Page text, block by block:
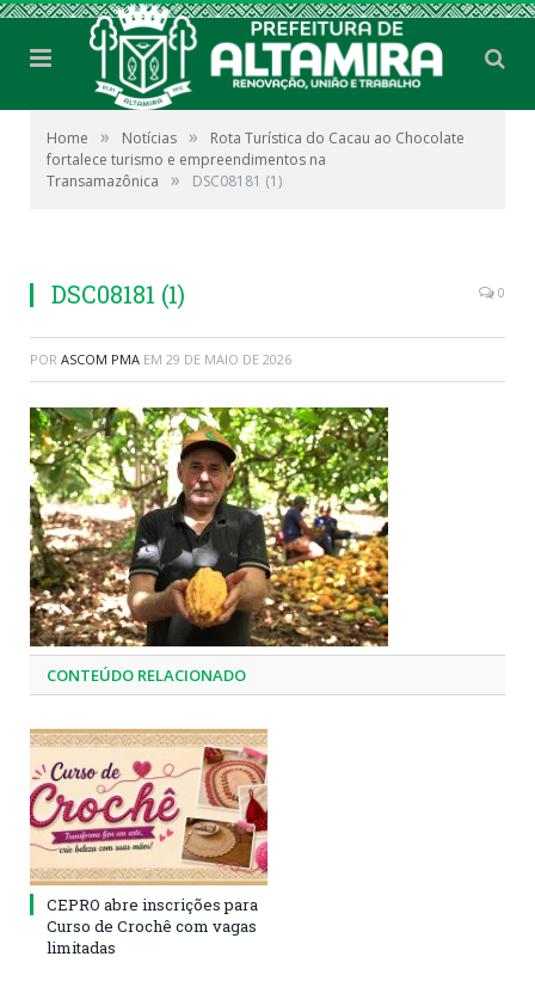
Home » Notícias »
Rota Turística do Cacau ao Chocolate
fortalece turismo e empreendimentos na
Transamazônica
» DSC08181 (1)
DSC08181 (1) 0
POR ASCOM PMA EM 29 DE MAIO DE 2026
CONTEÚDO RELACIONADO
CEPRO abre inscrições para
Curso de Crochê com vagas
limitadas